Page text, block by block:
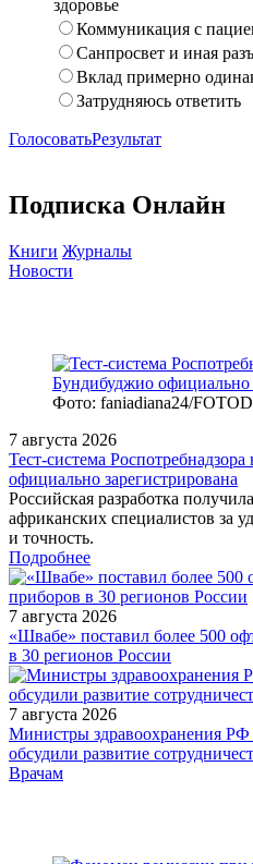
здоровье
Коммуникация с
Санпросвет и иная
Вклад примерно
Затрудняюсь ответить
ГолосоватьРезультат
Подписка Онлайн
Книги Журналы
Новости
Фото: faniadiana24/
7 августа 2026
Тест‑система
официально зарегистрирована
Российская разработка
африканских специалистов за
и точность.
Подробнее
7 августа 2026
«Швабе» поставил более 500
в 30 регионов России
7 августа 2026
Министры здравоохранения РФ
обсудили развитие
/doctor/therapeutics/
Врачам